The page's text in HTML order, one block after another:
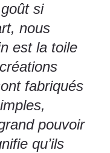
si
nous
est la toile
fabriqués
pouvoir
qu’ils